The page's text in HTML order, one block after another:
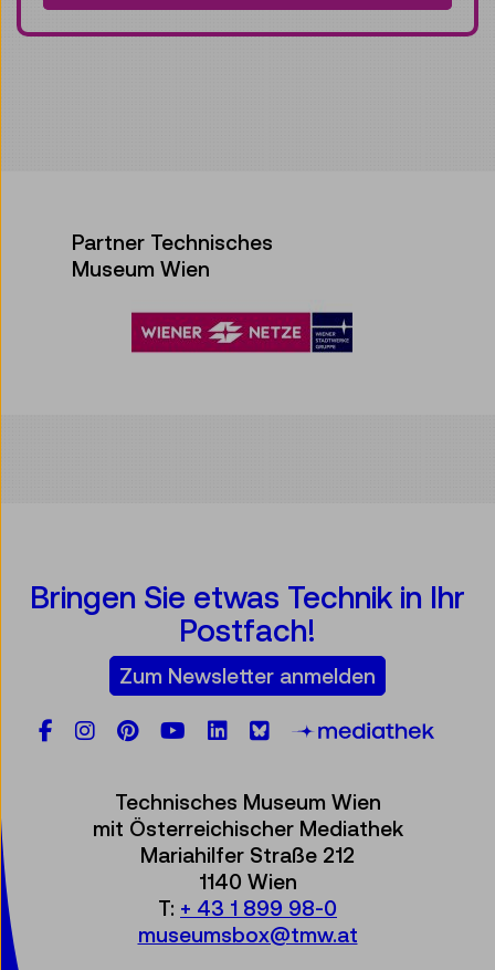
Partner Technisches
Museum Wien
Bringen Sie etwas Technik in Ihr
Postfach!
Zum Newsletter anmelden
Facebook
Instagram
Pinterest
YouTube
LinkedIn
Bluesky
Technisches Museum Wien
mit Österreichischer Mediathek
Mariahilfer Straße 212
1140 Wien
T: + 43 1 899 98-0
museumsbox@tmw.at